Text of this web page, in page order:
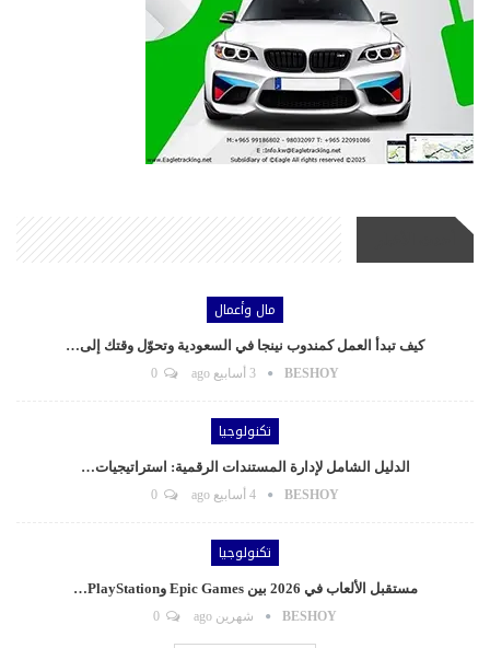
مال وأعمال
كيف تبدأ العمل كمندوب نينجا في السعودية وتحوّل وقتك إلى…
BESHOY 3 أسابيع ago
تكنولوجيا
الدليل الشامل لإدارة المستندات الرقمية: استراتيجيات…
BESHOY 4 أسابيع ago
تكنولوجيا
مستقبل الألعاب في 2026 بين Epic Games وPlayStation…
BESHOY شهرين ago